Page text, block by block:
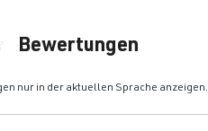
Bewertungen
nur in der aktuellen Sprache anzeigen.